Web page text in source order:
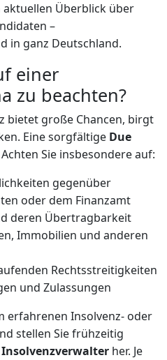
aktuellen Überblick über
–
in ganz Deutschland.
einer
zu beachten?
bietet große Chancen, birgt
Eine sorgfältige Due
Sie insbesondere auf:
gegenüber
oder dem Finanzamt
deren Übertragbarkeit
Immobilien und anderen
Rechtsstreitigkeiten
und Zulassungen
erfahrenen Insolvenz- oder
stellen Sie frühzeitig
Insolvenzverwalter her. Je